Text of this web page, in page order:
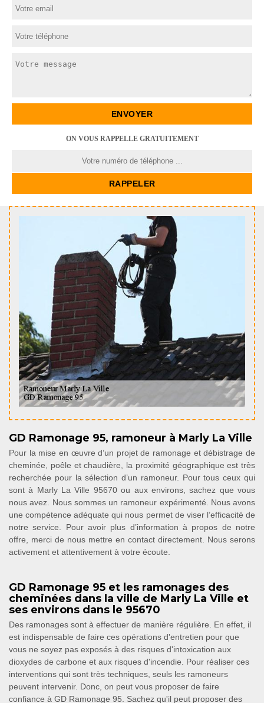
ON VOUS RAPPELLE GRATUITEMENT
GD Ramonage 95, ramoneur à Marly La Ville
Pour la mise en œuvre d’un projet de ramonage et débistrage de
cheminée, poêle et chaudière, la proximité géographique est très
recherchée pour la sélection d’un ramoneur. Pour tous ceux qui
sont à Marly La Ville 95670 ou aux environs, sachez que vous
nous avez. Nous sommes un ramoneur expérimenté. Nous avons
une compétence adéquate qui nous permet de viser l’efficacité de
notre service. Pour avoir plus d’information à propos de notre
offre, merci de nous mettre en contact directement. Nous serons
activement et attentivement à votre écoute.
GD Ramonage 95 et les ramonages des
cheminées dans la ville de Marly La Ville et
ses environs dans le 95670
Des ramonages sont à effectuer de manière régulière. En effet, il
est indispensable de faire ces opérations d'entretien pour que
vous ne soyez pas exposés à des risques d'intoxication aux
dioxydes de carbone et aux risques d'incendie. Pour réaliser ces
interventions qui sont très techniques, seuls les ramoneurs
peuvent intervenir. Donc, on peut vous proposer de faire
confiance à GD Ramonage 95. Sachez qu'il peut proposer des